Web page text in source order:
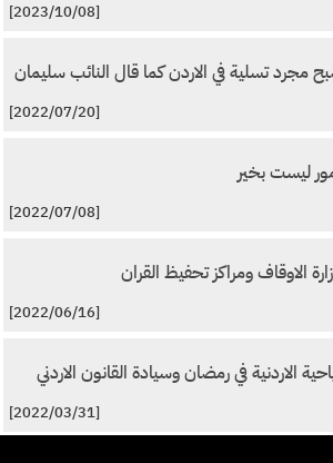
[2023/10/08]
مجرد تسلية في الاردن كما قال النائب سليمان
[2022/07/20]
ليست بخير
[2022/07/08]
الاوقاف ومراكز تحفيظ القران
[2022/06/16]
الاردنية في رمضان وسيادة القانون الاردني
[2022/03/31]